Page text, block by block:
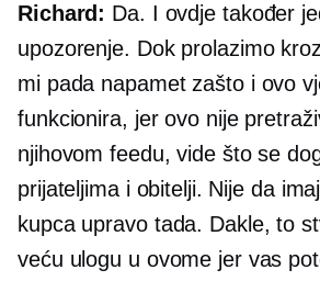
Richard: Da. I ovdje također
upozorenje. Dok prolazimo
mi pada napamet zašto i ovo
funkcionira, jer ovo nije
njihovom feedu, vide što se
prijateljima i obitelji. Nije da
kupca upravo tada. Dakle, to
veću ulogu u ovome jer vas